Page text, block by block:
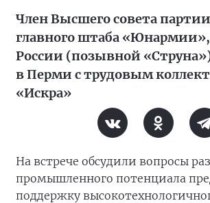
Член Высшего совета
главного штаба
России (позывной
в Перми с трудовым
«Искра»
На встрече обсудили вопросы
промышленного потенциала
поддержку